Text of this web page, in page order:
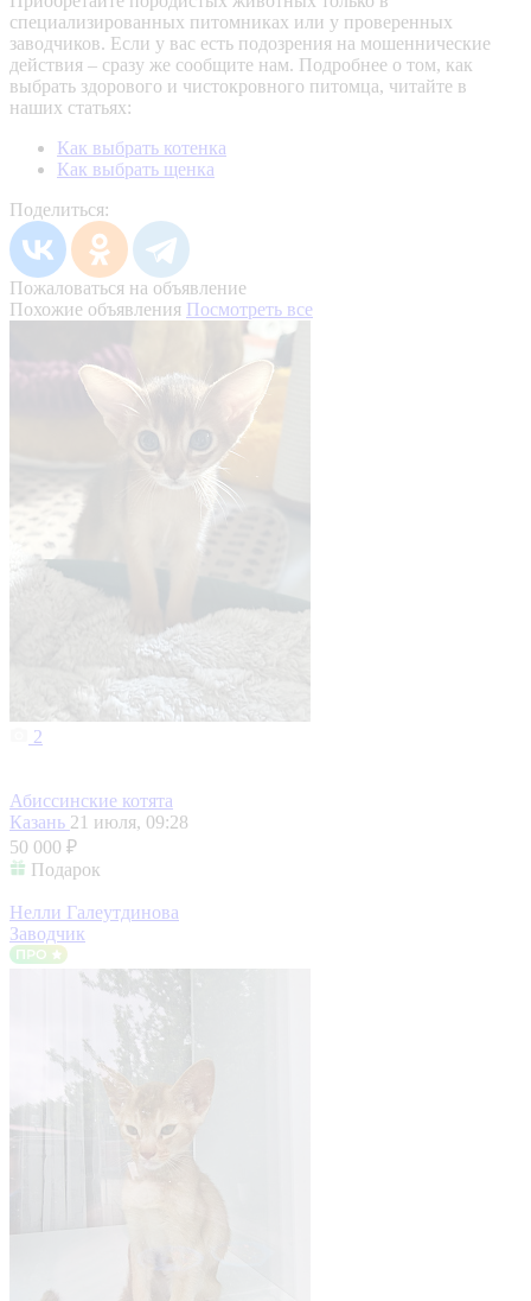
специализированных питомниках или у проверенных
заводчиков. Если у вас есть подозрения на мошеннические
действия – сразу же сообщите нам. Подробнее о том, как
выбрать здорового и чистокровного питомца, читайте в
наших статьях:
Как выбрать котенка
Как выбрать щенка
Поделиться:
Пожаловаться на объявление
Похожие объявления Посмотреть все
2
Абиссинские котята
Казань 21 июля, 09:28
50 000 ₽
Подарок
Нелли Галеутдинова
Заводчик